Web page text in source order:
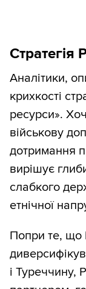
Стратегія
Аналітики,
крихкості
ресурси».
військову
дотримання
вирішує
слабкого
етнічної
Попри те, що
і Туреччину,